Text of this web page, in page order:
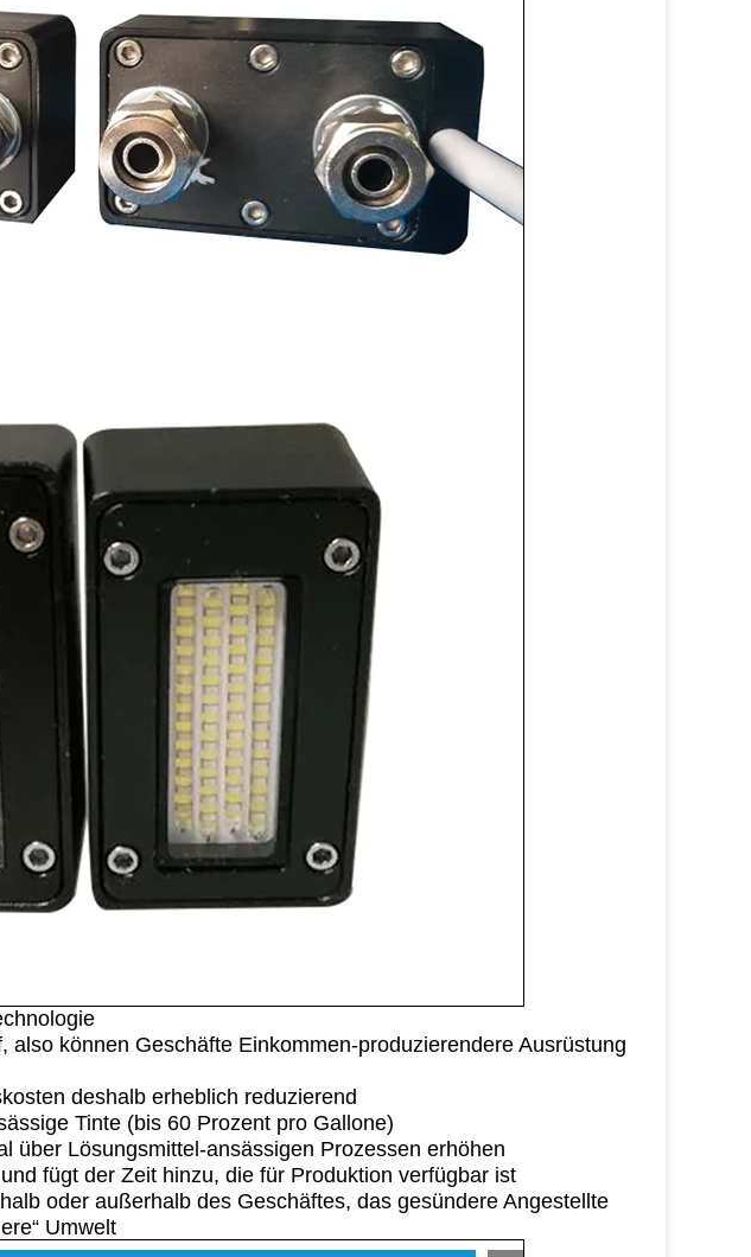
also können Geschäfte Einkommen-produzierendere Ausrüstung
deshalb erheblich reduzierend
Tinte (bis 60 Prozent pro Gallone)
über Lösungsmittel-ansässigen Prozessen erhöhen
fügt der Zeit hinzu, die für Produktion verfügbar ist
oder außerhalb des Geschäftes, das gesündere Angestellte
Umwelt